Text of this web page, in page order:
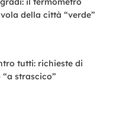
della città “verde”
tutti: richieste di
strascico”